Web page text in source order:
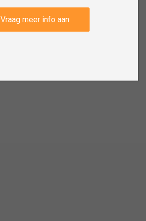
Vraag meer info aan